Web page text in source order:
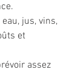
eau, jus, vins,
et
assez